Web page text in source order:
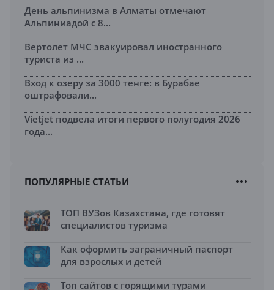
День альпинизма в Алматы отмечают
Альпиниадой с 8...
Вертолет МЧС эвакуировал иностранного
туриста из ...
Вход к озеру за 3000 тенге: в Бурабае
оштрафовали...
Vietjet подвела итоги первого полугодия 2026
года...
ПОПУЛЯРНЫЕ СТАТЬИ
ТОП ВУЗов Казахстана, где готовят
специалистов туризма
Как оформить заграничный паспорт
для взрослых и детей
Топ сайтов с горящими турами